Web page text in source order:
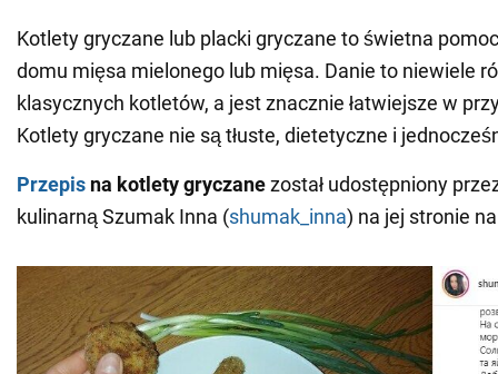
Kotlety gryczane lub placki gryczane to świetna
domu mięsa mielonego lub mięsa. Danie to niewiele
klasycznych kotletów, a jest znacznie łatwiejsze w
Kotlety gryczane nie są tłuste, dietetyczne i
Przepis na kotlety gryczanezostał udostępniony
kulinarną Szumak Inna (shumak_inna) na jej stronie